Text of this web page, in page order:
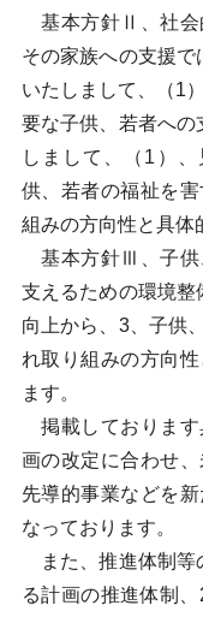
基本方針Ⅱ、社会
その家族への支援で
いたしまして、（1
要な子供、若者への
しまして、（1）
供、若者の福祉を
組みの方向性と具体
基本方針Ⅲ、子供
支えるための環境
向上から、3、子供
れ取り組みの方向
ます。
掲載しております
画の改定に合わせ
先導的事業などを
なっております。
また、推進体制等
る計画の推進体制